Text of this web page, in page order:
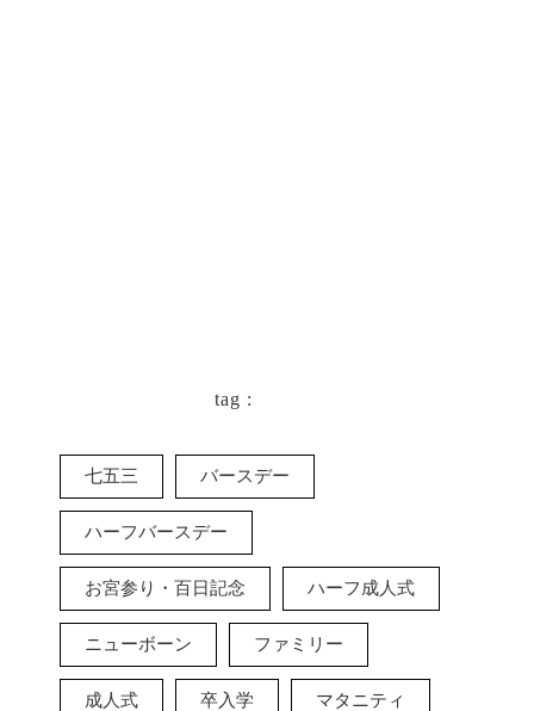
tag :
七五三 バースデー
ハーフバースデー
お宮参り・百日記念 ハーフ成人式
ニューボーン ファミリー
成人式 卒入学 マタニティ